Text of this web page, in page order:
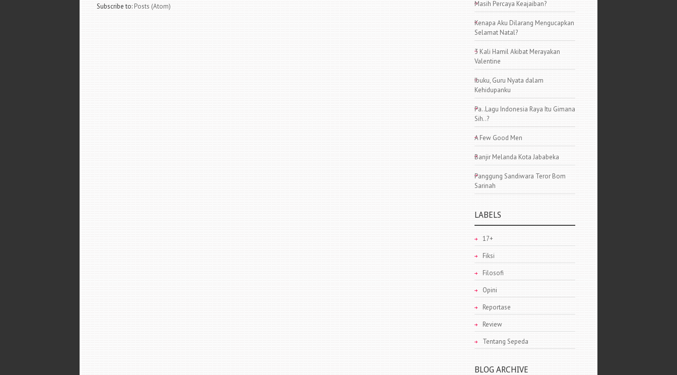
Subscribe to: Posts (Atom) Masih Percaya Keajaiban?
Kenapa Aku Dilarang Mengucapkan
Selamat Natal?
3 Kali Hamil Akibat Merayakan
Valentine
Ibuku, Guru Nyata dalam
Kehidupanku
Pa..Lagu Indonesia Raya Itu Gimana
Sih..?
A Few Good Men
Banjir Melanda Kota Jababeka
Panggung Sandiwara Teror Bom
Sarinah
LABELS
17+
Fiksi
Filosofi
Opini
Reportase
Review
Tentang Sepeda
BLOG ARCHIVE